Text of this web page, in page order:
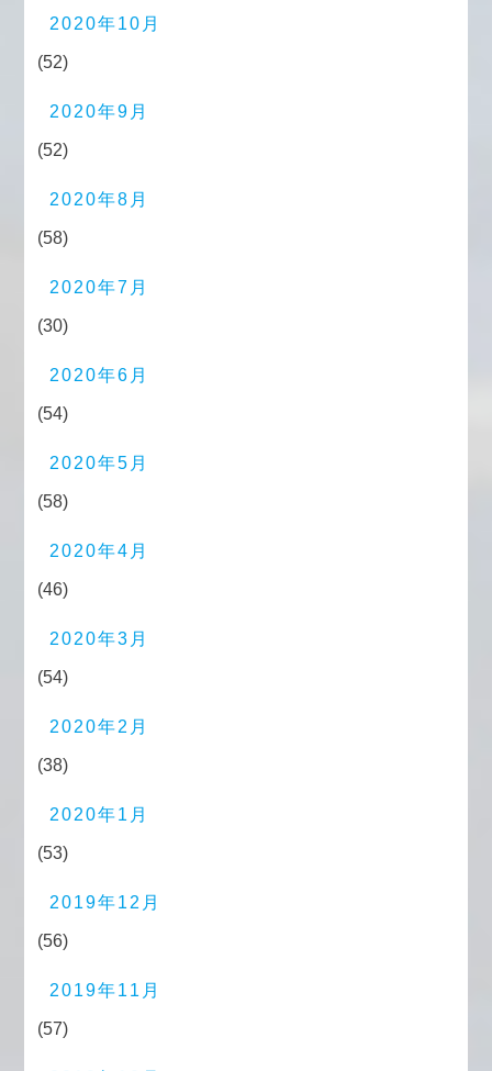
2020年10月
(52)
2020年9月
(52)
2020年8月
(58)
2020年7月
(30)
2020年6月
(54)
2020年5月
(58)
2020年4月
(46)
2020年3月
(54)
2020年2月
(38)
2020年1月
(53)
2019年12月
(56)
2019年11月
(57)